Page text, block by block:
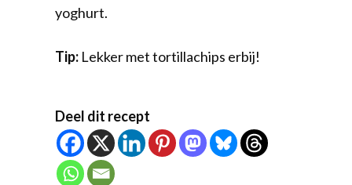
yoghurt.
Tip: Lekker met tortillachips erbij!
Deel dit recept